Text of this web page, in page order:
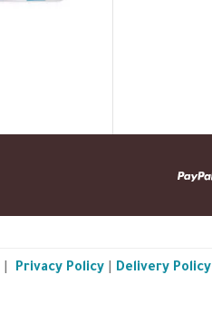
Privacy Policy Delivery Policy